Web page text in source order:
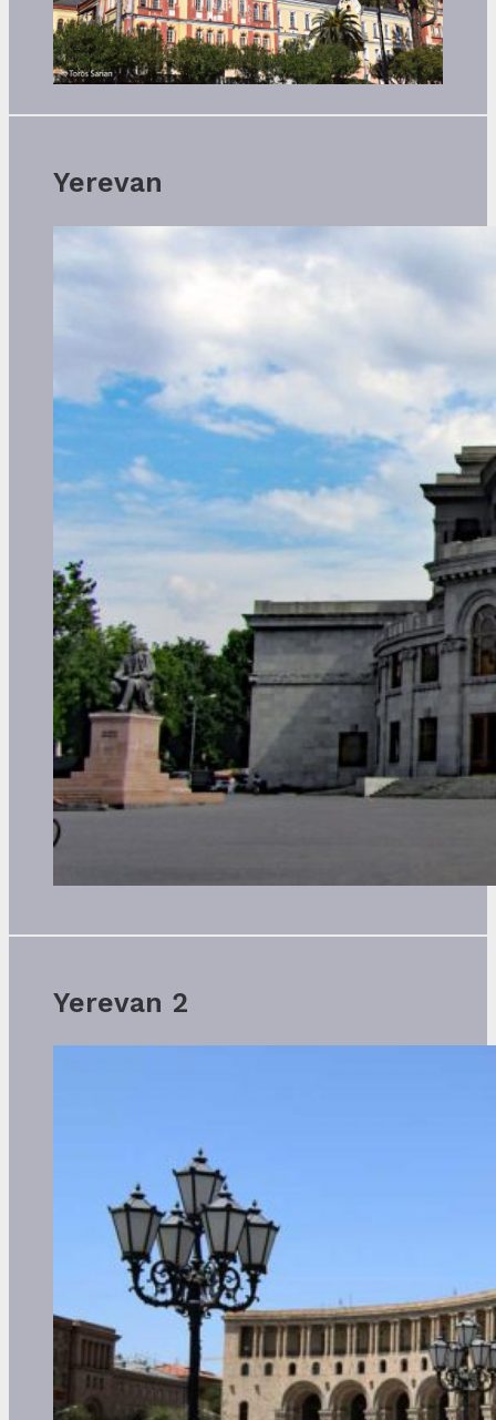
Yerevan
Yerevan 2